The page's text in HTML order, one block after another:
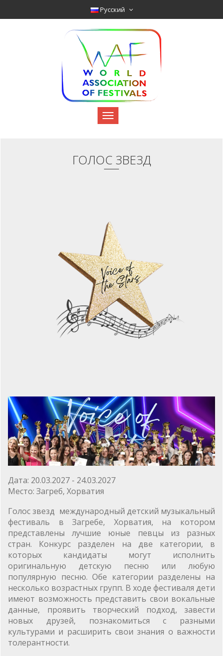
Pyccкий
ГОЛОС ЗВЕЗД
Дата: 20.03.2027 - 24.03.2027
Место: Загреб, Хорватия
Голос звезд международный детский музыкальный
фестиваль в Загребе, Хорватия, на котором
представлены лучшие юные певцы из разных
стран. Конкурс разделен на две категории, в
которых кандидаты могут исполнить
оригинальную детскую песню или любую
популярную песню. Обе категории разделены на
несколько возрастных групп. В ходе фестиваля дети
имеют возможность представить свои вокальные
данные, проявить творческий подход, завести
новых друзей, познакомиться с разными
культурами и расширить свои знания о важности
толерантности.